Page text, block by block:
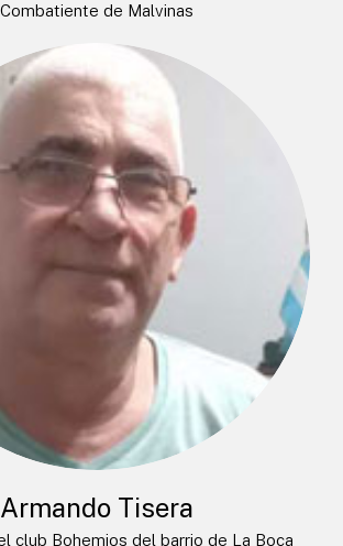
Combatiente de Malvinas
Armando Tisera
club Bohemios del barrio de La Boca